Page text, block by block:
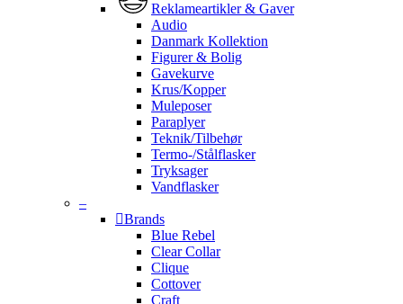
Reklameartikler & Gaver
Audio
Danmark Kollektion
Figurer & Bolig
Gavekurve
Krus/Kopper
Muleposer
Paraplyer
Teknik/Tilbehør
Termo-/Stålflasker
Tryksager
Vandflasker
–
Brands
Blue Rebel
Clear Collar
Clique
Cottover
Craft